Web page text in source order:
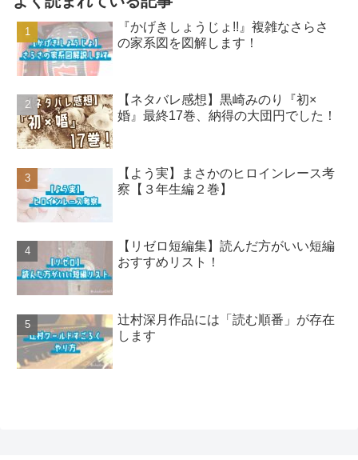
『かげきしょうじょ!!』複雑なさらさ
の家系図を図解します！
【ネタバレ感想】黒崎みのり『初×
婚』最終17巻、納得の大団円でした！
【よう実】まさかのヒロインレース考
察【３年生編２巻】
【リゼロ短編集】読んだ方がいい短編
おすすめリスト！
辻村深月作品には「読む順番」が存在
します